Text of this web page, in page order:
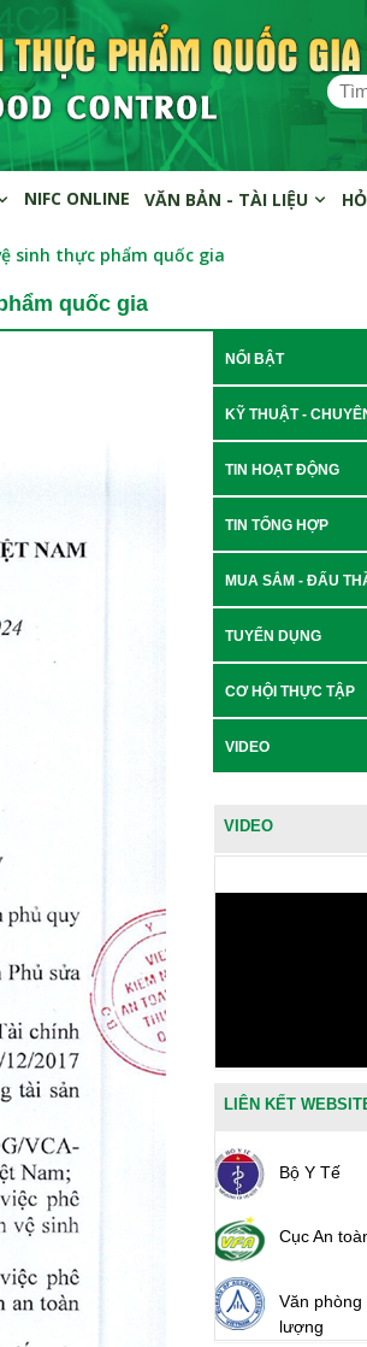
NIFC ONLINE VĂN BẢN - TÀI LIỆU
sinh thực phẩm quốc gia
quốc gia
NỔI BẬT
KỸ THUẬT -
TIN HOẠT ĐỘNG
TIN TỔNG HỢP
MUA SẮM - ĐẤU
TUYỂN DỤNG
CƠ HỘI THỰC TẬP
VIDEO
VIDEO
LIÊN KẾT
Bộ Y Tế
Cục An
Văn
lượng